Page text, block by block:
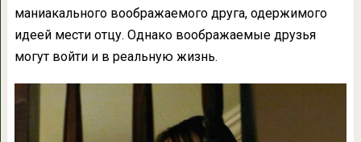
маниакального воображаемого друга, одержимого
идеей мести отцу. Однако воображаемые друзья
могут войти и в реальную жизнь.